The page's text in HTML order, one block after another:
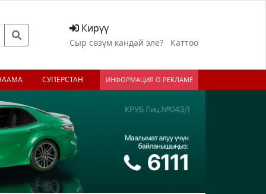
Кирүү
Сыр сөзүм кандай эле? Каттоо
СУПЕРСТАН ИНФОРМАЦИЯ О РЕКЛАМЕ